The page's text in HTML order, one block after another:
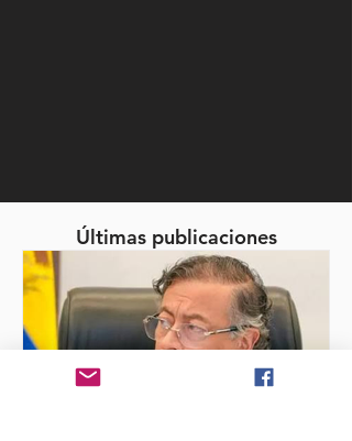
Últimas publicaciones